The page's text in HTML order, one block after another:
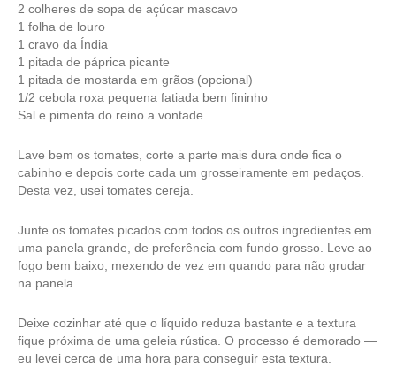
2 colheres de sopa de açúcar mascavo
1 folha de louro
1 cravo da Índia
1 pitada de páprica picante
1 pitada de mostarda em grãos (opcional)
1/2 cebola roxa pequena fatiada bem fininho
Sal e pimenta do reino a vontade
Lave bem os tomates, corte a parte mais dura onde fica o
cabinho e depois corte cada um grosseiramente em pedaços.
Desta vez, usei tomates cereja.
Junte os tomates picados com todos os outros ingredientes em
uma panela grande, de preferência com fundo grosso. Leve ao
fogo bem baixo, mexendo de vez em quando para não grudar
na panela.
Deixe cozinhar até que o líquido reduza bastante e a textura
fique próxima de uma geleia rústica. O processo é demorado —
eu levei cerca de uma hora para conseguir esta textura.